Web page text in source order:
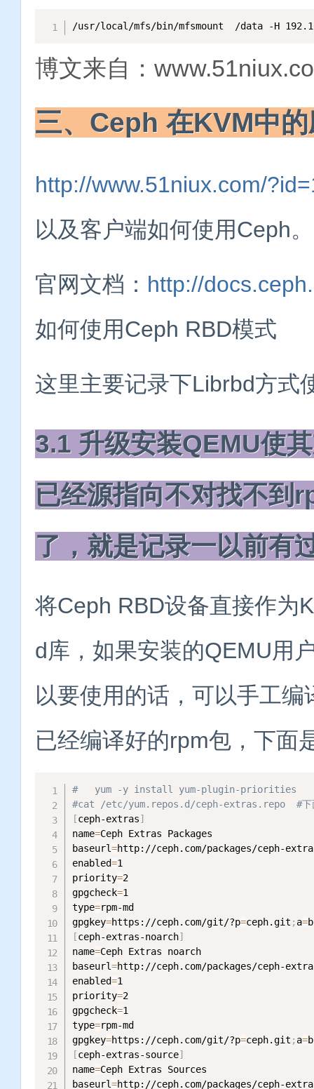
/usr/local/mfs/bin/mfsmount  /data -H
博文来自：
三、Ceph 在KVM中
http://www.51niux.com/
以及客户端如何使用Ceph。
官网文档： http://
如何使用Ceph RBD模式
这里主要记录下Librbd方式
3.1 升级安装QEMU使
已经源指向不对找不到
了，就是记录一以前有
将Ceph RBD设备直接作为
d库，如果安装的QEMU用
以要使用的话，可以手工
已经编译好的rpm包，下面
#   yum -y install yum-plugin-priorities
#cat /etc/yum.repos.d/ceph-extras.repo  #下面
[ceph-extras]
name=Ceph Extras Packages
baseurl=http://ceph.com/packages/ceph-
enabled=1
priority=2
gpgcheck=1
type=rpm-md
gpgkey=https://ceph.com/git/?p=ceph.git ; a=
[ceph-extras-noarch]
name=Ceph Extras noarch
baseurl=http://ceph.com/packages/ceph-
enabled=1
priority=2
gpgcheck=1
type=rpm-md
gpgkey=https://ceph.com/git/?p=ceph.git ; a=
[ceph-extras-source]
name=Ceph Extras Sources
baseurl=http://ceph.com/packages/ceph-